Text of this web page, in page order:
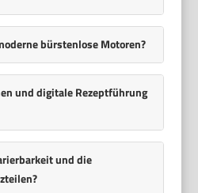
bürstenlose Motoren?
und digitale Rezeptführung
und die
?